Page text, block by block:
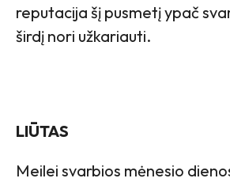
reputacija šį pusmetį ypač
širdį nori užkariauti.
LIŪTAS
Meilei svarbios mėnesio